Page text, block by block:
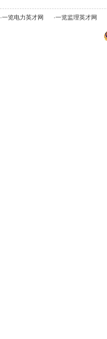
·一览电力英才网 ·一览监理英才网